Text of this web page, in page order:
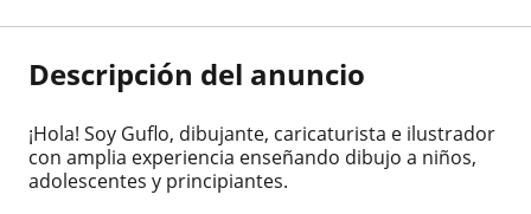
Descripción del anuncio
¡Hola! Soy Guflo, dibujante, caricaturista e ilustrador
con amplia experiencia enseñando dibujo a niños,
adolescentes y principiantes.